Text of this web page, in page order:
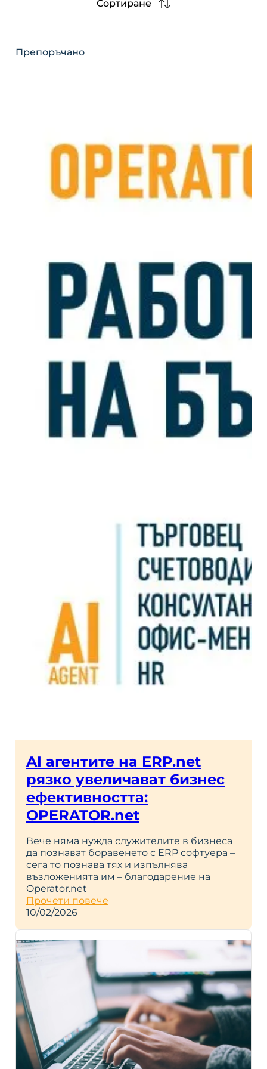
Сортиране
Препоръчано
AI агентите на ERP.net
рязко увеличават бизнес
ефективността:
OPERATOR.net
Вече няма нужда служителите в бизнеса
да познават боравенето с ERP софтуера –
сега то познава тях и изпълнява
възложенията им – благодарение на
Operator.net
Прочети повече
10/02/2026